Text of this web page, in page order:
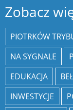
Zobacz
PIOTRKÓW
NA SYGNALE
EDUKACJA
INWESTYCJE